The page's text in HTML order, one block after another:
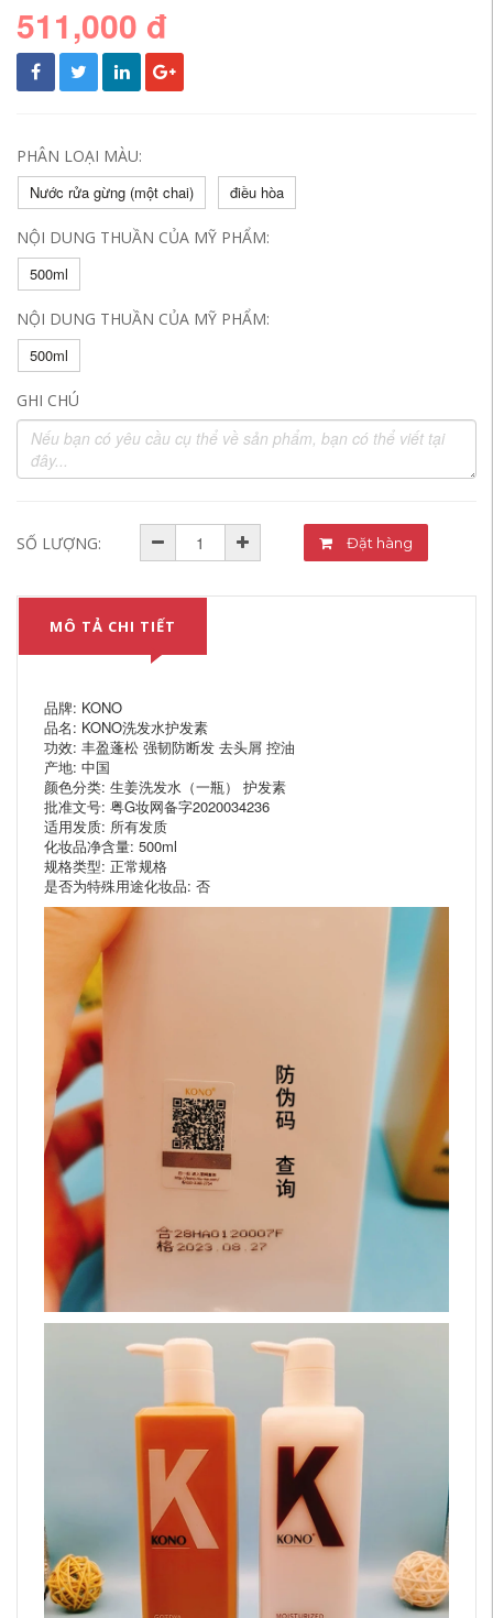
511,000 đ
PHÂN LOẠI MÀU:
Nước rửa gừng (một chai)
điều hòa
NỘI DUNG THUẦN CỦA MỸ PHẨM:
500ml
NỘI DUNG THUẦN CỦA MỸ PHẨM:
500ml
GHI CHÚ
SỐ LƯỢNG: Đặt hàng
MÔ TẢ CHI TIẾT
品牌: KONO
品名: KONO洗发水护发素
功效: 丰盈蓬松 强韧防断发 去头屑 控油
产地: 中国
颜色分类: 生姜洗发水（一瓶） 护发素
批准文号: 粤G妆网备字2020034236
适用发质: 所有发质
化妆品净含量: 500ml
规格类型: 正常规格
是否为特殊用途化妆品: 否